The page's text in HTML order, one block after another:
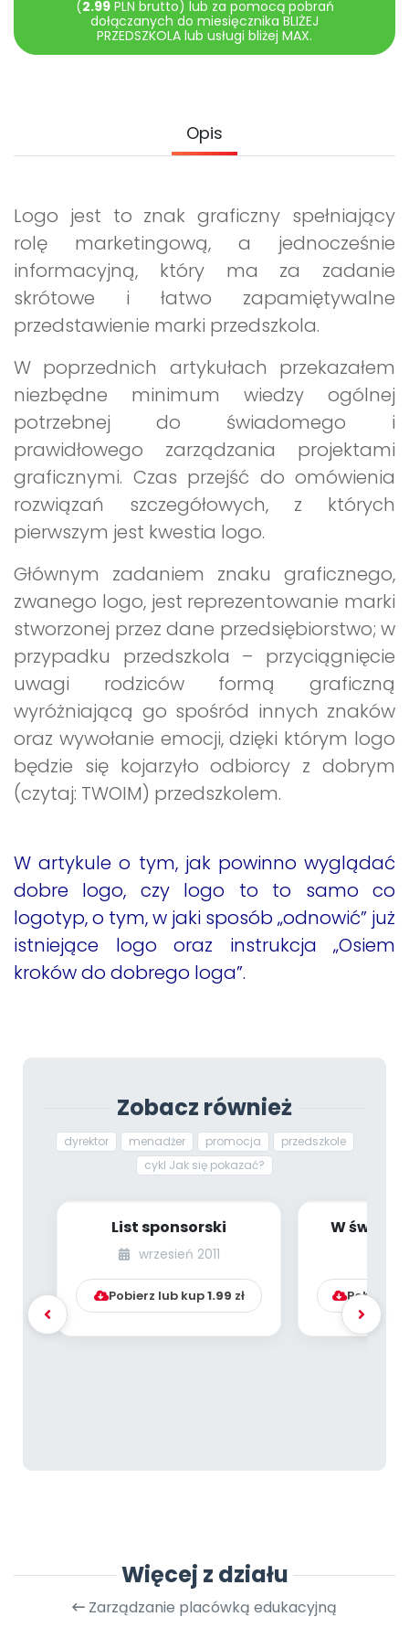
Pomoc
Promocje
(2.99PLN brutto) lub za pomocą pobrań
dołączanych do miesięcznika BLIŻEJ
PRZEDSZKOLA lub usługi bliżej MAX.
Opis
Logo jest to znak graficzny spełniający
rolę marketingową, a jednocześnie
informacyjną, który ma za zadanie
skrótowe i łatwo zapamiętywalne
przedstawienie marki przedszkola.
W poprzednich artykułach przekazałem
niezbędne minimum wiedzy ogólnej
potrzebnej do świadomego i
prawidłowego zarządzania projektami
graficznymi. Czas przejść do omówienia
rozwiązań szczegółowych, z których
pierwszym jest kwestia logo.
Głównym zadaniem znaku graficznego,
zwanego logo, jest reprezentowanie marki
stworzonej przez dane przedsiębiorstwo; w
przypadku przedszkola – przyciągnięcie
uwagi rodziców formą graficzną
wyróżniającą go spośród innych znaków
oraz wywołanie emocji, dzięki którym logo
będzie się kojarzyło odbiorcy z dobrym
(czytaj: TWOIM) przedszkolem.
W artykule o tym, jak powinno wyglądać
dobre logo, czy logo to to samo co
logotyp, o tym, w jaki sposób „odnowić” już
istniejące logo oraz instrukcja „Osiem
kroków do dobrego loga”.
Zobacz również
dyrektor menadżer promocja
przedszkole
cykl Jak się pokazać?
List sponsorski
wrzesień 2011
Pobierz lub kup1.99 zł
W
Pobierz
Więcej z działu
Zarządzanie placówką edukacyjną